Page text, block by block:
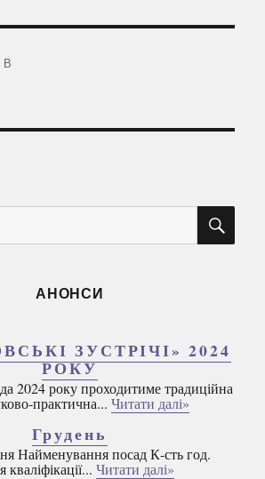
АНОНСИ
ЗУСТРІЧІ» 2024
РОКУ
2024 року проходитиме традиційна
практична... Читати далі»
Грудень
Найменування посад К-сть год.
Читати далі»